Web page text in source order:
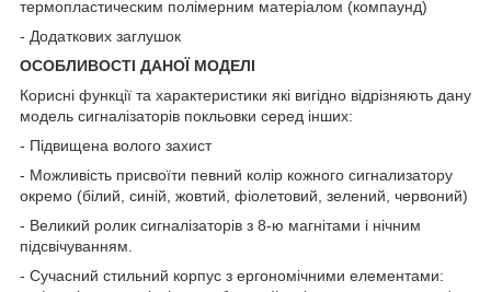
термопластическим полімерним матеріалом (компаунд)
- Додаткових заглушок
ОСОБЛИВОСТІ ДАНОЇ МОДЕЛІ
Корисні функції та характеристики які вигідно відрізняють дану
модель сигналізаторів покльовки серед інших:
- Підвищена волого захист
- Можливість присвоїти певний колір кожного сигнализатору
окремо (білий, синій, жовтий, фіолетовий, зелений, червоний)
- Великий ролик сигналізаторів з 8-ю магнітами і нічним
підсвічуванням.
- Сучасний стильний корпус з ергономічними елементами: